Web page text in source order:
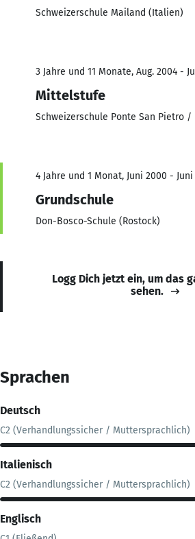
Schweizerschule Mailand (Italien)
3 Jahre und 11 Monate, Aug. 2004 -
Mittelstufe
Schweizerschule Ponte San Pietro
4 Jahre und 1 Monat, Juni 2000 -
Grundschule
Don-Bosco-Schule (Rostock)
Logg Dich jetzt ein, um das
sehen.
Sprachen
Deutsch
C2 (Verhandlungssicher / Muttersprachlich)
Italienisch
C2 (Verhandlungssicher / Muttersprachlich)
Englisch